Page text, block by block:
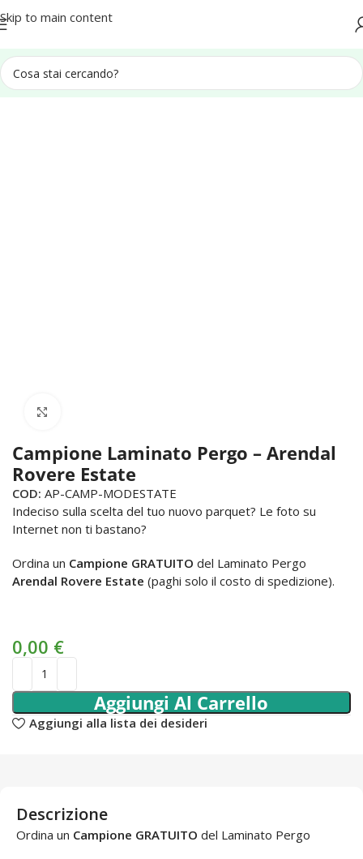
Skip to main content
Home Campioni
Campione Laminato Pergo – Arendal
Rovere Estate
COD: AP-CAMP-MODESTATE
Indeciso sulla scelta del tuo nuovo parquet? Le foto su
Internet non ti bastano?
Ordina un Campione GRATUITO del Laminato Pergo
Arendal Rovere Estate (paghi solo il costo di spedizione).
0,00 €
Aggiungi Al Carrello
Aggiungi alla lista dei desideri
Descrizione
Ordina un Campione GRATUITO del Laminato Pergo